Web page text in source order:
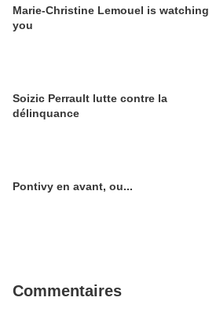
Marie-Christine Lemouel is watching
you
Soizic Perrault lutte contre la
délinquance
Pontivy en avant, ou...
Commentaires